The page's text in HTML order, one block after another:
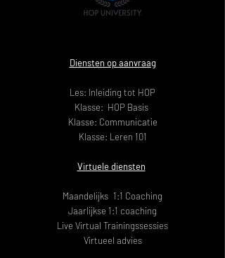
Diensten op aanvraag
Les: Inleiding tot HOP
Klasse: HOP Basis
Klasse: Communicatie
Klasse: Leren 101
Virtuele diensten
Maandelijks 1:1 Coaching
Jaarlijkse 1:1 coaching
Live Virtual Trainingssessies
Virtueel advies